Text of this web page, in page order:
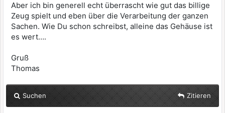
Aber ich bin generell echt überrascht wie gut das billige
Zeug spielt und eben über die Verarbeitung der ganzen
Sachen. Wie Du schon schreibst, alleine das Gehäuse ist
es wert….
Gruß
Thomas
Suchen Zitieren